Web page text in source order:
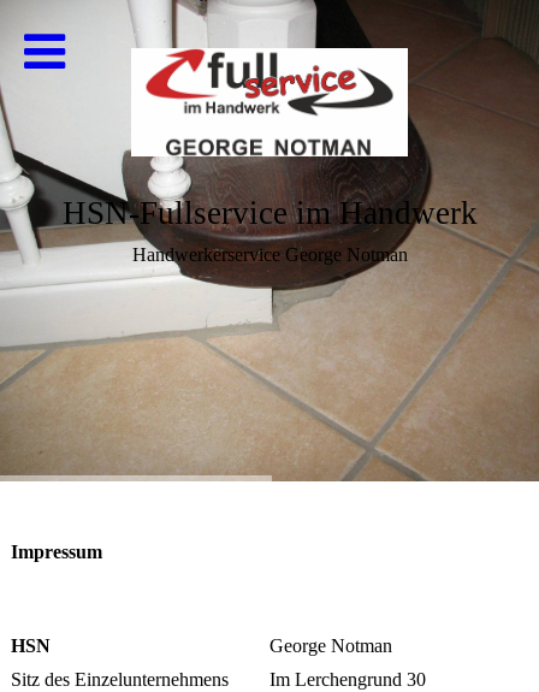
Impressum
HSN
George Notman
Sitz des Einzelunternehmens
Im Lerchengrund 30
HSN-Fullservice im Handwerk
Handwerkerservice George Notman